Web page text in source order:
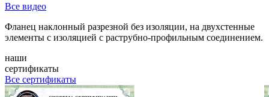
Все видео
Фланец наклонный разрезной без изоляции, на двухстенные
элементы с изоляцией с раструбно-профильным соединением.
наши
сертификаты
Все сертификаты